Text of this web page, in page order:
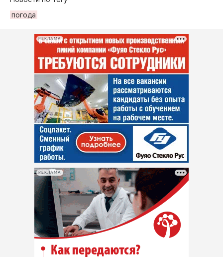
погода
РЕКЛАМА
РЕКЛАМА